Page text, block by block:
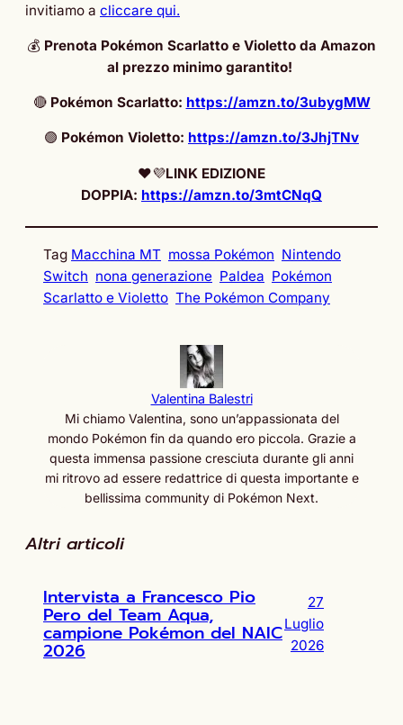
invitiamo a cliccare qui.
💰 Prenota Pokémon Scarlatto e Violetto da Amazon
al prezzo minimo garantito!
🔴Pokémon Scarlatto: https://amzn.to/3ubygMW
🟣 Pokémon Violetto: https://amzn.to/3JhjTNv
❤️💜LINK EDIZIONE
DOPPIA: https://amzn.to/3mtCNqQ
Tag Macchina MT mossa Pokémon Nintendo
Switch nona generazione Paldea Pokémon
Scarlatto e Violetto The Pokémon Company
Valentina Balestri
Mi chiamo Valentina, sono un’appassionata del
mondo Pokémon fin da quando ero piccola. Grazie a
questa immensa passione cresciuta durante gli anni
mi ritrovo ad essere redattrice di questa importante e
bellissima community di Pokémon Next.
Altri articoli
Intervista a Francesco Pio
Pero del Team Aqua,
campione Pokémon del NAIC
2026
27
Luglio
2026